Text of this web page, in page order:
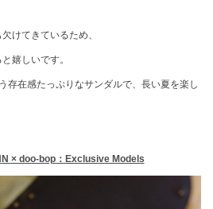
けてきているため、
嬉しいです。
存在感たっぷりなサンダルで、長い夏を楽し
× doo-bop：Exclusive Models